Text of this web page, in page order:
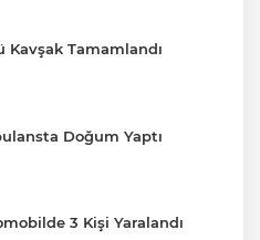
Kavşak Tamamlandı
Doğum Yaptı
3 Kişi Yaralandı